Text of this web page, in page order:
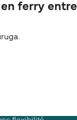
ferry entre